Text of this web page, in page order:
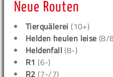
Neue Routen
Tierquälerei (10+)
Helden heulen leise (8/
Heldenfall (8-)
R1 (6-)
R2 (7-/7)